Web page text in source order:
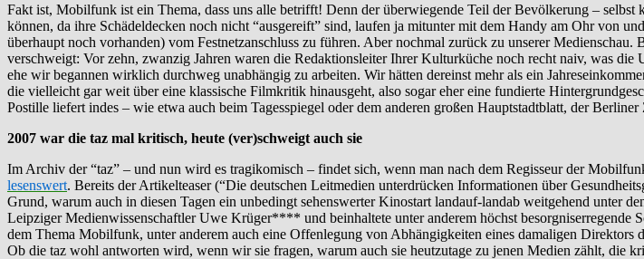
Fakt ist, Mobilfunk ist ein Thema, dass uns alle betrifft! Denn der überwiegende Teil der Bevölkerung –
können, da ihre Schädeldecken noch nicht “ausgereift” sind, laufen ja mitunter mit dem Handy am Ohr von
überhaupt noch vorhanden) vom Festnetzanschluss zu führen. Aber nochmal zurück zu unserer
verschweigt: Vor zehn, zwanzig Jahren waren die Redaktionsleiter Ihrer Kulturküche noch recht naiv, was
ehe wir begannen wirklich durchweg unabhängig zu arbeiten. Wir hätten dereinst mehr als ein
die vielleicht gar weit über eine klassische Filmkritik hinausgeht, also sogar eher eine fundierte
Postille liefert indes – wie etwa auch beim Tagesspiegel oder dem anderen großen Hauptstadtblatt, der
2007 war die taz mal kritisch, heute (ver)schweigt auch sie
Im Archiv der “taz” – und nun wird es tragikomisch – findet sich, wenn man nach dem Regisseur der
lesenswert. Bereits der Artikelteaser (“Die deutschen Leitmedien unterdrücken Informationen über
Grund, warum auch in diesen Tagen ein unbedingt sehenswerter Kinostart landauf-landab weitgehend unter
Leipziger Medienwissenschaftler Uwe Krüger**** und beinhaltete unter anderem höchst
dem Thema Mobilfunk, unter anderem auch eine Offenlegung von Abhängigkeiten eines damaligen Direktors
Ob die taz wohl antworten wird, wenn wir sie fragen, warum auch sie heutzutage zu jenen Medien zählt, die